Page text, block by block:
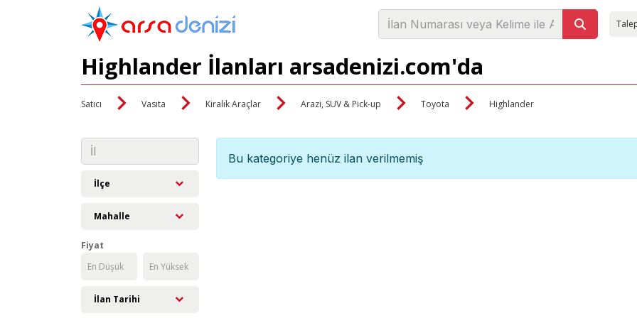
Highlander İlanları arsadenizi.com'da
Satıcı Vasıta Kiralık Araçlar Arazi, SUV & Pick-up Toyota Highlander
İlçe
Mahalle
Fiyat
İlan Tarihi
Bu kategoriye henüz ilan verilmemiş